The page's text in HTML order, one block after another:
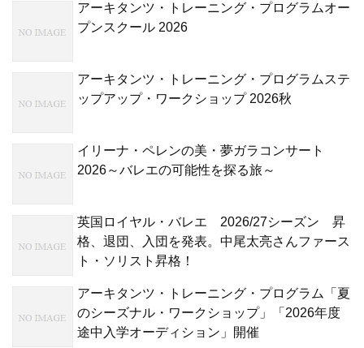
アーキタンツ・トレーニング・プログラムオー
プンスクール 2026
アーキタンツ・トレーニング・プログラムステ
ップアップ・ワークショップ 2026秋
イリーナ・ペレンの美・夢ガラコンサート
2026～バレエの可能性を探る旅～
英国ロイヤル・バレエ 2026/27シーズン 昇
格、退団、入団を発表。中尾太亮さんファース
ト・ソリスト昇格！
アーキタンツ・トレーニング・プログラム「夏
のシーズナル・ワークショップ」「2026年度
途中入学オーディション」開催